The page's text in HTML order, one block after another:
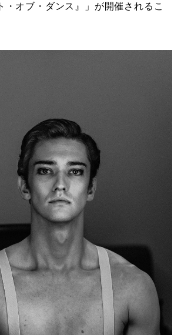
・オブ・ダンス』」が開催されるこ